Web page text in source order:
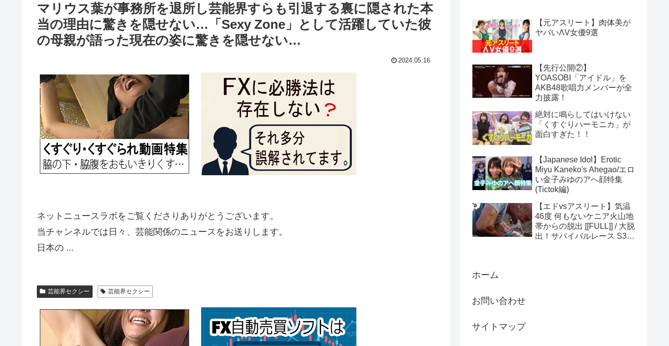
マリウス葉が事務所を退所し芸能界すらも引退する裏に隠された本
当の理由に驚きを隠せない…「Sexy Zone」として活躍していた彼
の母親が語った現在の姿に驚きを隠せない…
2024.05.16
ネットニュースラボをご覧くださりありがとうございます。
当チャンネルでは日々、芸能関係のニュースをお送りします。
日本の ...
芸能界セクシー 芸能界セクシー
【元アスリート】肉体美が
ヤバいΛV女優9選
【先行公開②】
YOASOBI「アイドル」を
AKB48歌唱力メンバーが全
力披露！
絶対に鳴らしてはいけない
「くすぐりハーモニカ」が
面白すぎた！！
【Japanese Idol】Erotic
Miyu Kaneko's Ahegao/エロ
い金子みゆのアへ顔特集
(Tictok編)
【エドvsアスリート】気温
46度 何もないケニア火山地
帯からの脱出 [[FULL]] / 大脱
出！サバイバルレース S3
ホーム
お問い合わせ
サイトマップ